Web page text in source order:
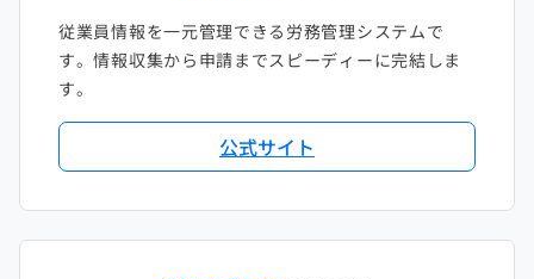
従業員情報を一元管理できる労務管理システムで
す。情報収集から申請までスピーディーに完結しま
す。
公式サイト